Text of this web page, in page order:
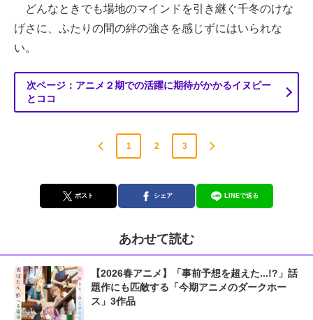
どんなときでも場地のマインドを引き継ぐ千冬のけな
げさに、ふたりの間の絆の強さを感じずにはいられな
い。
次ページ：アニメ２期での活躍に期待がかかるイヌピー
とココ
1 2 3
ポスト シェア LINEで送る
あわせて読む
【2026春アニメ】「事前予想を超えた...!?」話
題作にも匹敵する「今期アニメのダークホー
ス」3作品